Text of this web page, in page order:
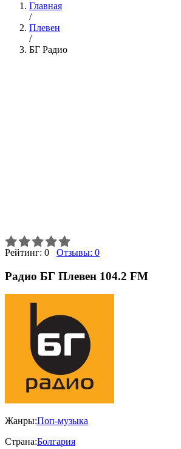
Главная
/
Плевен
/
БГ Радио
Рейтинг: 0 Отзывы: 0
Радио БГ Плевен 104.2 FM
Жанры:Поп-музыка
Страна:Болгария